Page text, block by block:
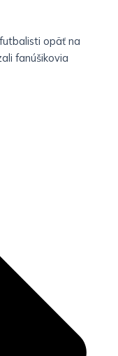
opäť na
fanúšikovia